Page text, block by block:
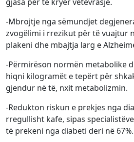
-Mbrojtje nga sëmundjet
zvogëlimi i rrezikut për të vuajtur
plakeni dhe mbajtja larg e
-Përmirëson normën metabolike
hiqni kilogramët e tepërt për
gjendur në të, nxit metabolizmin.
-Redukton riskun e prekjes nga
rregullisht kafe, sipas
të prekeni nga diabeti deri në 67%.